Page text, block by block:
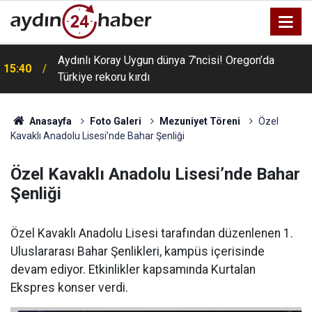
15:40
Aydınlı Koray Uygun dünya 7’ncisi! Oregon’da
Türkiye rekoru kırdı
15:06
Manisa Büyükşehir’den Kula’da 12,5 kilometrelik yol
hamlesi
Anasayfa Foto Galeri Mezuniyet Töreni
Özel
Kavaklı Anadolu Lisesi’nde Bahar Şenliği
Özel Kavaklı Anadolu Lisesi’nde Bahar
Şenliği
Özel Kavaklı Anadolu Lisesi tarafından düzenlenen 1.
Uluslararası Bahar Şenlikleri, kampüs içerisinde
devam ediyor. Etkinlikler kapsamında Kurtalan
Ekspres konser verdi.